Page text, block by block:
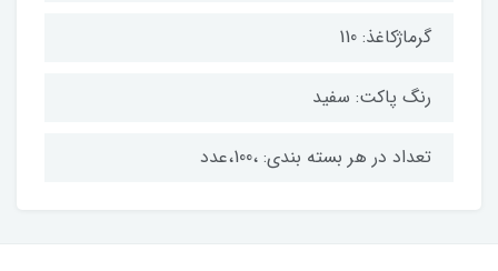
گرماژکاغذ: 110
رنگ پاکت: سفید
تعداد در هر بسته بندی: ،100،عدد